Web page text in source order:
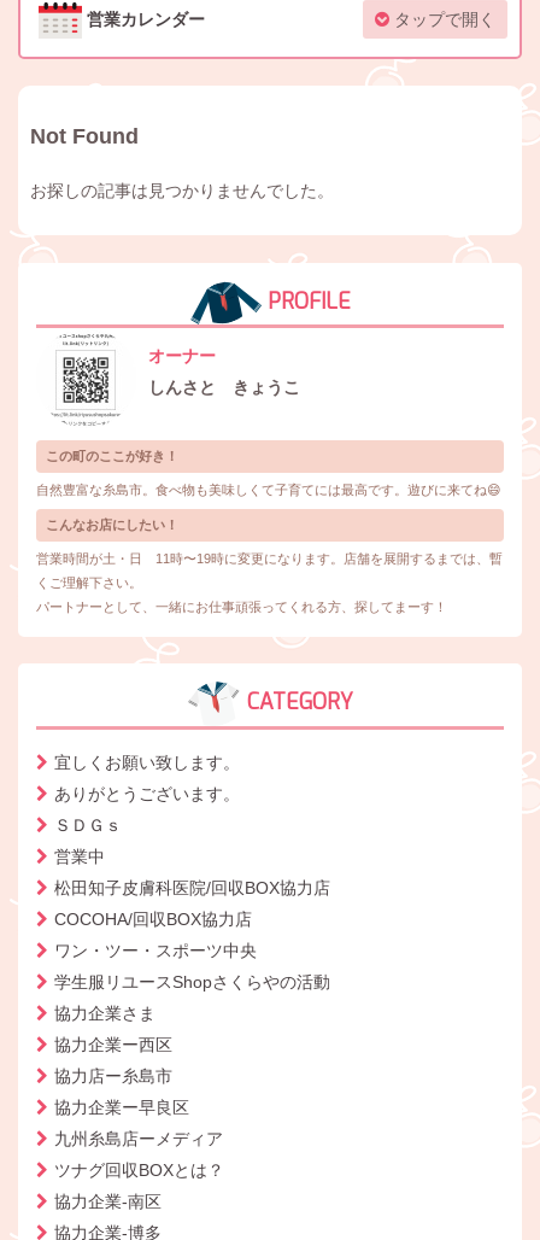
営業カレンダー タップで開く
Not Found
お探しの記事は見つかりませんでした。
PROFILE
オーナー
しんさと きょうこ
この町のここが好き！
自然豊富な糸島市。食べ物も美味しくて子育てには最高です。遊びに来てね😄
こんなお店にしたい！
営業時間が土・日 11時〜19時に変更になります。店舗を展開するまでは、暫
くご理解下さい。
パートナーとして、一緒にお仕事頑張ってくれる方、探してまーす！
CATEGORY
宜しくお願い致します。
ありがとうございます。
ＳＤＧｓ
営業中
松田知子皮膚科医院/回収BOX協力店
COCOHA/回収BOX協力店
ワン・ツー・スポーツ中央
学生服リユースShopさくらやの活動
協力企業さま
協力企業ー西区
協力店ー糸島市
協力企業ー早良区
九州糸島店ーメディア
ツナグ回収BOXとは？
協力企業-南区
協力企業-博多